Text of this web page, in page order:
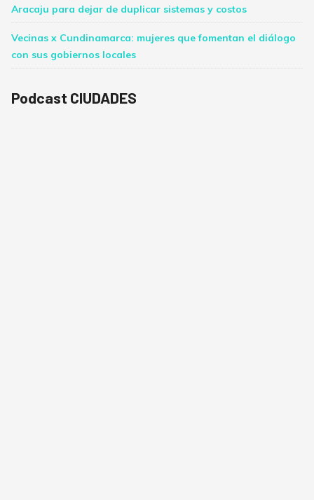
Aracaju para dejar de duplicar sistemas y costos
Vecinas x Cundinamarca: mujeres que fomentan el diálogo
con sus gobiernos locales
Podcast CIUDADES